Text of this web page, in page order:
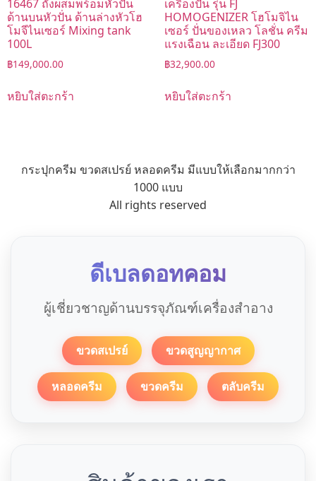
16467 ถังผสมพร้อมหัวปั่น
ด้านบนหัวปั่น ด้านล่างหัวโฮ
โมจีไนเซอร์ Mixing tank
100L
฿149,000.00
หยิบใส่ตะกร้า
เครื่องปั่น รุ่น FJ
HOMOGENIZER โฮโมจิไน
เซอร์ ปั่นของเหลว โลชั่น ครีม
แรงเฉือน ละเอียด FJ300
฿32,900.00
หยิบใส่ตะกร้า
กระปุกครีม ขวดสเปรย์ หลอดครีม มีแบบให้เลือกมากกว่า
1000 แบบ
All rights reserved
ดีเบลดอทคอม
ผู้เชี่ยวชาญด้านบรรจุภัณฑ์เครื่องสำอาง
ขวดสเปรย์ ขวดสูญญากาศ
หลอดครีม ขวดครีม ตลับครีม